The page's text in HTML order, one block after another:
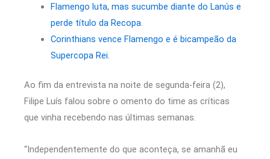
Flamengo luta, mas sucumbe diante do Lanús e
perde título da Recopa.
Corinthians vence Flamengo e é bicampeão da
Supercopa Rei.
Ao fim da entrevista na noite de segunda-feira (2),
Filipe Luís falou sobre o omento do time as críticas
que vinha recebendo nas últimas semanas.
“Independentemente do que aconteça, se amanhã eu